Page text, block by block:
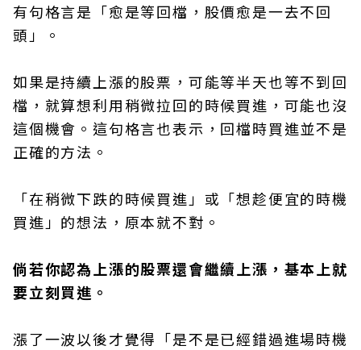
有句格言是「愈是等回檔，股價愈是一去不回
頭」。
如果是持續上漲的股票，可能等半天也等不到回
檔，就算想利用稍微拉回的時候買進，可能也沒
這個機會。這句格言也表示，回檔時買進並不是
正確的方法。
「在稍微下跌的時候買進」或「想趁便宜的時機
買進」的想法，原本就不對。
倘若你認為上漲的股票還會繼續上漲，基本上就
要立刻買進。
漲了一波以後才覺得「是不是已經錯過進場時機